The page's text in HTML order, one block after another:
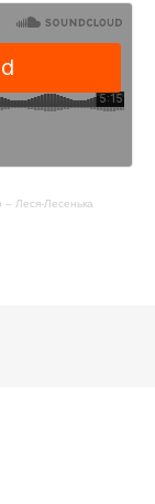
– Леся-Лесенька